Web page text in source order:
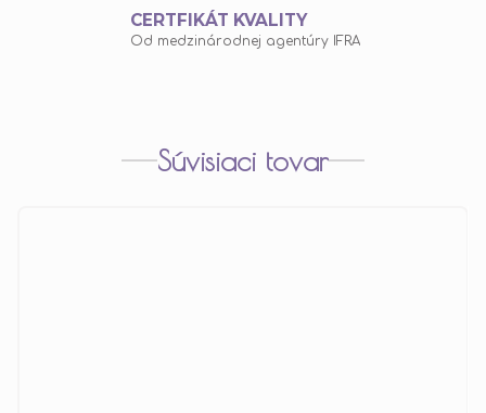
CERTFIKÁT KVALITY
Od medzinárodnej agentúry IFRA
Súvisiaci tovar